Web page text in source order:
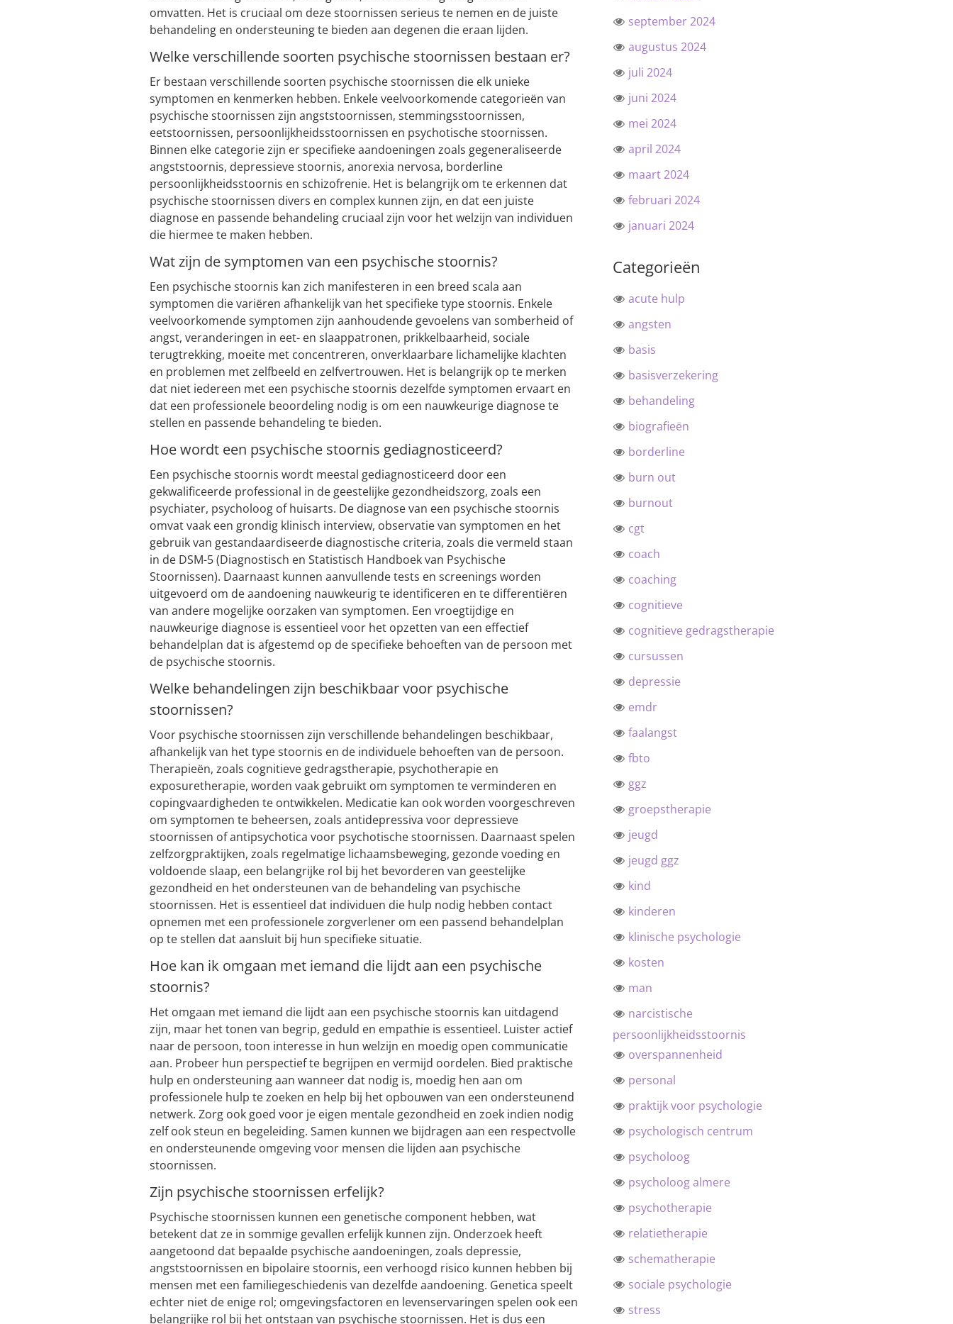
omvatten. Het is cruciaal om deze stoornissen serieus te nemen en de juiste
behandeling en ondersteuning te bieden aan degenen die eraan lijden.
Welke verschillende soorten psychische stoornissen bestaan er?
Er bestaan verschillende soorten psychische stoornissen die elk unieke
symptomen en kenmerken hebben. Enkele veelvoorkomende categorieën van
psychische stoornissen zijn angststoornissen, stemmingsstoornissen,
eetstoornissen, persoonlijkheidsstoornissen en psychotische stoornissen.
Binnen elke categorie zijn er specifieke aandoeningen zoals gegeneraliseerde
angststoornis, depressieve stoornis, anorexia nervosa, borderline
persoonlijkheidsstoornis en schizofrenie. Het is belangrijk om te erkennen dat
psychische stoornissen divers en complex kunnen zijn, en dat een juiste
diagnose en passende behandeling cruciaal zijn voor het welzijn van individuen
die hiermee te maken hebben.
Wat zijn de symptomen van een psychische stoornis?
Een psychische stoornis kan zich manifesteren in een breed scala aan
symptomen die variëren afhankelijk van het specifieke type stoornis. Enkele
veelvoorkomende symptomen zijn aanhoudende gevoelens van somberheid of
angst, veranderingen in eet- en slaappatronen, prikkelbaarheid, sociale
terugtrekking, moeite met concentreren, onverklaarbare lichamelijke klachten
en problemen met zelfbeeld en zelfvertrouwen. Het is belangrijk op te merken
dat niet iedereen met een psychische stoornis dezelfde symptomen ervaart en
dat een professionele beoordeling nodig is om een nauwkeurige diagnose te
stellen en passende behandeling te bieden.
Hoe wordt een psychische stoornis gediagnosticeerd?
Een psychische stoornis wordt meestal gediagnosticeerd door een
gekwalificeerde professional in de geestelijke gezondheidszorg, zoals een
psychiater, psycholoog of huisarts. De diagnose van een psychische stoornis
omvat vaak een grondig klinisch interview, observatie van symptomen en het
gebruik van gestandaardiseerde diagnostische criteria, zoals die vermeld staan
in de DSM-5 (Diagnostisch en Statistisch Handboek van Psychische
Stoornissen). Daarnaast kunnen aanvullende tests en screenings worden
uitgevoerd om de aandoening nauwkeurig te identificeren en te differentiëren
van andere mogelijke oorzaken van symptomen. Een vroegtijdige en
nauwkeurige diagnose is essentieel voor het opzetten van een effectief
behandelplan dat is afgestemd op de specifieke behoeften van de persoon met
de psychische stoornis.
Welke behandelingen zijn beschikbaar voor psychische
stoornissen?
Voor psychische stoornissen zijn verschillende behandelingen beschikbaar,
afhankelijk van het type stoornis en de individuele behoeften van de persoon.
Therapieën, zoals cognitieve gedragstherapie, psychotherapie en
exposuretherapie, worden vaak gebruikt om symptomen te verminderen en
copingvaardigheden te ontwikkelen. Medicatie kan ook worden voorgeschreven
om symptomen te beheersen, zoals antidepressiva voor depressieve
stoornissen of antipsychotica voor psychotische stoornissen. Daarnaast spelen
zelfzorgpraktijken, zoals regelmatige lichaamsbeweging, gezonde voeding en
voldoende slaap, een belangrijke rol bij het bevorderen van geestelijke
gezondheid en het ondersteunen van de behandeling van psychische
stoornissen. Het is essentieel dat individuen die hulp nodig hebben contact
opnemen met een professionele zorgverlener om een passend behandelplan
op te stellen dat aansluit bij hun specifieke situatie.
Hoe kan ik omgaan met iemand die lijdt aan een psychische
stoornis?
Het omgaan met iemand die lijdt aan een psychische stoornis kan uitdagend
zijn, maar het tonen van begrip, geduld en empathie is essentieel. Luister actief
naar de persoon, toon interesse in hun welzijn en moedig open communicatie
aan. Probeer hun perspectief te begrijpen en vermijd oordelen. Bied praktische
hulp en ondersteuning aan wanneer dat nodig is, moedig hen aan om
professionele hulp te zoeken en help bij het opbouwen van een ondersteunend
netwerk. Zorg ook goed voor je eigen mentale gezondheid en zoek indien nodig
zelf ook steun en begeleiding. Samen kunnen we bijdragen aan een respectvolle
en ondersteunende omgeving voor mensen die lijden aan psychische
stoornissen.
Zijn psychische stoornissen erfelijk?
Psychische stoornissen kunnen een genetische component hebben, wat
betekent dat ze in sommige gevallen erfelijk kunnen zijn. Onderzoek heeft
aangetoond dat bepaalde psychische aandoeningen, zoals depressie,
angststoornissen en bipolaire stoornis, een verhoogd risico kunnen hebben bij
mensen met een familiegeschiedenis van dezelfde aandoening. Genetica speelt
echter niet de enige rol; omgevingsfactoren en levenservaringen spelen ook een
belangrijke rol bij het ontstaan van psychische stoornissen. Het is dus een
september 2024
augustus 2024
juli 2024
juni 2024
mei 2024
april 2024
maart 2024
februari 2024
januari 2024
Categorieën
acute hulp
angsten
basis
basisverzekering
behandeling
biografieën
borderline
burn out
burnout
cgt
coach
coaching
cognitieve
cognitieve gedragstherapie
cursussen
depressie
emdr
faalangst
fbto
ggz
groepstherapie
jeugd
jeugd ggz
kind
kinderen
klinische psychologie
kosten
man
narcistische
persoonlijkheidsstoornis
overspannenheid
personal
praktijk voor psychologie
psychologisch centrum
psycholoog
psycholoog almere
psychotherapie
relatietherapie
schematherapie
sociale psychologie
stress